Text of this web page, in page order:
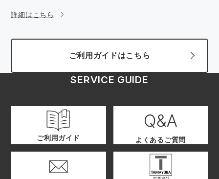
詳細はこちら
ご利用ガイドはこちら
SERVICE GUIDE
ご利用ガイド よくあるご質問